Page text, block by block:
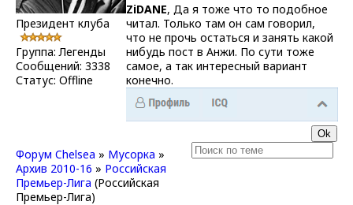
Президент клуба
Группа: Легенды
Сообщений: 3338
Статус: Offline
ZiDANE, Да я тоже что то подобное
читал. Только там он сам говорил,
что не прочь остаться и занять какой
нибудь пост в Анжи. По сути тоже
самое, а так интересный вариант
конечно.
Форум Chelsea » Мусорка »
Архив 2010-16 » Российская
Премьер-Лига (Российская
Премьер-Лига)